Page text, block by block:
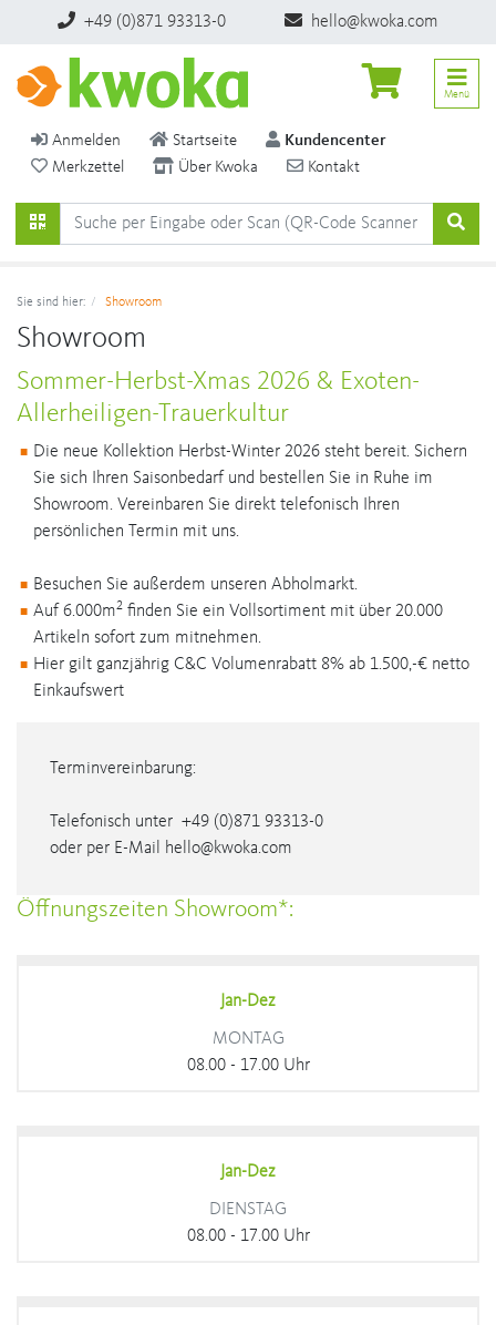
+49 (0)871 93313-0 hello@kwoka.com
Anmelden Startseite
Kundencenter
Merkzettel
Über Kwoka Kontakt
Menü
Sie sind hier: Showroom
Showroom
Sommer-Herbst-Xmas 2026 & Exoten-
Allerheiligen-Trauerkultur
Die neue Kollektion Herbst-Winter 2026 steht bereit. Sichern
Sie sich Ihren Saisonbedarf und bestellen Sie in Ruhe im
Showroom. Vereinbaren Sie direkt telefonisch Ihren
persönlichen Termin mit uns.
Besuchen Sie außerdem unseren Abholmarkt.
Auf 6.000m2 finden Sie ein Vollsortiment mit über 20.000
Artikeln sofort zum mitnehmen.
Hier gilt ganzjährig C&C Volumenrabatt 8% ab 1.500,-€ netto
Einkaufswert
Terminvereinbarung:
Telefonisch unter +49 (0)871 93313-0
oder per E-Mail hello@kwoka.com
Öffnungszeiten Showroom*:
Jan-Dez
MONTAG
08.00 - 17.00 Uhr
Jan-Dez
DIENSTAG
08.00 - 17.00 Uhr